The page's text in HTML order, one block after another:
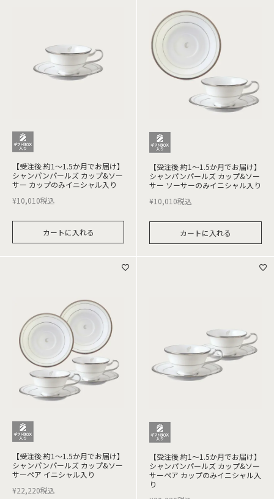
【受注後 約1～1.5か月でお届け】
シャンパンパールズ カップ&ソー
サー カップのみイニシャル入り
¥10,010税込
カートに入れる
【受注後 約1～1.5か月でお届け】
シャンパンパールズ カップ&ソー
サー ソーサーのみイニシャル入り
¥10,010税込
カートに入れる
【受注後 約1～1.5か月でお届け】
シャンパンパールズ カップ&ソー
サーペア イニシャル入り
¥22,220税込
【受注後 約1～1.5か月でお届け】
シャンパンパールズ カップ&ソー
サーペア カップのみイニシャル入
り